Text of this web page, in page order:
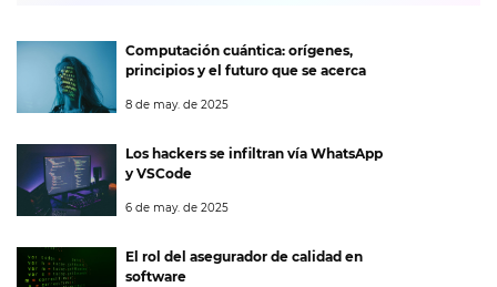
Computación cuántica: orígenes,
principios y el futuro que se acerca
8 de may. de 2025
Los hackers se infiltran vía WhatsApp
y VSCode
6 de may. de 2025
El rol del asegurador de calidad en
software